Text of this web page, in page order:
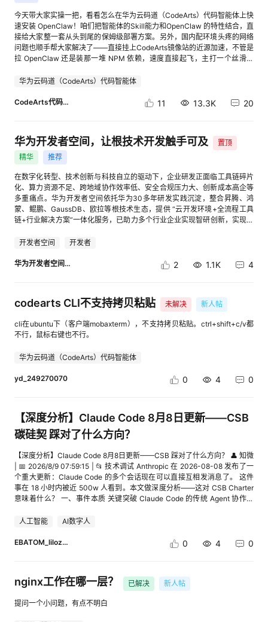
华为云技术/服务、开源框架或技术 案例中应用更多的华为云技术或主流开
源框架1：使用活动中要求的服务以及工具或者技术2：基于云开发环境结合
更多的华为云技术/服务、开源框架或技术 1-2/0.5梯度 2 Ø 奖项设置 视频
案例奖项： 奖项设置 名额最高限 评选条件 奖品设置 一等奖 1 发表原创实践
视频，单个视频评级S+，得分≥8-10分 面值1000元华为云代金券 二等奖 3
三等奖 8 发表原创实践视频，单个视频评级A，得分≥6-7分 面值100元华为
金券 文章案例奖项： 奖项设置 名额最高限 评选条件 奖品设置 一等奖 1 发
华为云代金券 三等奖 8 发表原创实践文章，单个视频评级A，得分≥6-7分
面值100元华为云代金券 参与奖 N 发表原创实践文章，单个视频评级B 面值
50元华为云代金券 创作小能手 3 每期发表原创技术文章数量前3名的开发者
文章分数及等级，每期文章质量不一，不排除有某个奖项轮空的情况，如第
X期文章质量在A级和B级，即S和S+级轮空。 同一个内容以分别以文章和视
频的方式参加活动，奖项会已视频为先，文章奖项会降一个等级。（如：同
时提交视频和文章两个内容，视频获得二等奖，文章即获得三等奖，以此类
推。） 发布多篇文章的以最高奖项的发放，不叠加，不影响参与创作小能手
等奖，则获得一等奖，发布文章总数可参与创作小能手排名） 华为云代金券
关信息。 [进入帖子详情页查看图片] 欢迎咨询【开发者社区小助手】
判断帖子类型与配图策略。 3）生成小红书宣传短文初稿。 4）文本质量审
查和事实自检。 5）生成配图文案。 3.用户二次确认：确认文本初稿、配图
是否符合预期，不符合预期则输入指令进行修改。 4.可在输入框发送“刚才
生成的图片和小红书帖子的位置在哪里”获取最终生成的图片、小红书初稿
等文件存放地址（一般存放于“C:\Users\用户名
台（https://creator.xiaohongshu.com/），完成发布。 部分过程如下： [进
入帖子详情页查看图片] [进入帖子详情页查看图片] [进入帖子详情页查看图
片] 5.注意事项：默认会调用“task_tool”派生子agent的方式来完成信息收
集，此方式效果好但耗时较长，在时间、资源受限场景，可以采用更轻便的
绍swarm skills hub的小红书推文，不要使用子agent来执行任务”。 进阶
体验1 多篇小红书量产： 上述内容是发布单篇帖子的示例，此外，也支持同
时发布多篇小红书推文，比如输入“从openJiuwen社区查找coordination
engineering相关的博客，帮我分别生成3篇小红书博文，主题依次为
Swarm team（Agent team）、Swarm Skill、Swarm Skill自演进”，效果
如下图所示： [进入帖子详情页查看图片] 进阶体验2 多智能体五子棋对
弈： 在输入框下方选择“集群模式”开启多智能体协作范式，输入“创建2人团
队，模拟两个人下五子棋，为双方分别创建一个下棋任务，决出胜负后完成
棋局，两人专注下棋对其他消息静默处理”，效果如下图所示： [进入帖子详
情页查看图片] [进入帖子详情页查看图片] [进入帖子详情页查看图片] 案例
总结 通过本案例实操，我们体验了基于JiuwenSwarm自动生成小红书宣传
对象信息（可选） 登陆小红书，并发布帖子 用户验证与笔记发布 小红书笔
Swarm Skill、Swarm Skill Hub、Swarm Skill自演进，构建完善协同工程
体系，实现“单智能体好用-多智能体协同-团队能力沉淀-团队能力演进”的完
改。任务执行过程中，实时展示当前任务状态，中途打断或追加，也可以灵
进：基于openJiuwen自演进框架，支持Skills自主演进。比如某次工具调用
口，所有更新由用户自己决定。 4. 上下文压缩和卸载：通过上下文卸载
（Context Offload）机制，有效节省成本，同时支持实时展示当前上下文状
态，用户可以清晰看到压缩前后的上下文长度和压缩比。 5. 记忆随行：通过
检索，保障跨会话交互的连贯与精准。 参考链接 openJiuwen官网：
cid:link_6 JiuwenSwarm项目地址：cid:link_3 JiuwenSwarm项目文档：
cid:link_5 【训练营小tip】如您在案例实操过程中遇到问题或有改进建议，
可以在开发者训练营群内反馈，我们会及时响应处理，谢谢！ [进入帖子详
情页查看图片]欢迎扫码，加入华为云Inspire创想者大会实战训练营技术交
和规模化部署 [进入帖子详情页查看图片] 3）平台支持导入Dify工作流：支
持Dify的DSL转换成AgentArts DSL；支持HTTP请求节点 业务价值：实现
Dify平滑迁移到AgentArts，实现工作流应用的无缝接入 [进入帖子详情页查
看图片] 图：导入弹窗 [进入帖子详情页查看图片] 图：工作流导入成功 [进入
帖子详情页查看图片] 图：HTTP请求节点 4）大模型组件（大模型、提问
提示词快速引用参数，提升效率 [进入帖子详情页查看图片] 5）消息节点优
化：支持配置消息内容是否写入会话历史 业务价值：根据场景可选，当用于
记录用户与机器人的对话场景，以便模型能更好理解用户意图。 [进入帖子
详情页查看图片] 6）对话工作流支持相似问题推荐，在工作流全局配置中
参数值，并进行参数格式校验；试运行弹窗增加开始节点和记忆变量的
JSON导入入口 业务价值：一键导入，提升效率 [进入帖子详情页查看图片]
图：参数导入与校验 [进入帖子详情页查看图片] 图：JSON数据导入 8）工
作流编排画布支持注释能力，可为节点增加卡片注释 业务价值：通过注释提
供和获取操作指导，解决复杂编排中的可读性与可维护性问题，提升团队协
作力 [进入帖子详情页查看图片] 9）支持入参变量：入参变量用于在API调
用时向智能体动态传入外部信息，通常用于注入具有确定性的业务逻辑、上
下文信息或特定参数（如：用户ID、业务单据编号等确定性数据） 业务价
入帖子详情页查看图片] 10）多轮对话记忆能力，历史对话轮数参数支持调
整为100 业务价值：提升应用记忆能力，可围绕用户需求提供更个性化的内
容输出 [进入帖子详情页查看图片] 三 组件库-知识库 1）资产广场-知
识库共享，支持将自定义的本地知识库或创建的第三方知识库共享给他人查
租户共享） [进入帖子详情页查看图片] [进入帖子详情页查看图片] 2）支持
通用知识库的接入：提供统一的接入规范，连接General知识库 业务价值：
帮助用户快速接入自开发的知识库，以实现密钥鉴权、数据查询、知识检索
等业务逻辑。 [进入帖子详情页查看图片] 3）单个智能体/工作流挂载知识
载能力，丰富智能体的“外挂书架”的延展技能。 [进入帖子详情页查看图片]
KooSearch后，如果需要在AgentArts中使用自定义Embedding/精排模型，
台的模型资源，支持更灵活的模型选用。 [进入帖子详情页查看图片] [进入
帖子详情页查看图片] 四 组件库-插件 1）插件导入能力增强，支持符合
OpenAPI3.0规范的JSON文件导入 业务价值：简化插件配置流程，实现自
查看图片] 五 组件库-MCP 1）自定义创建MCP，支持‌OAuth2.0鉴权
（依赖MCP网关） 业务价值：丰富插件鉴权方式，更便捷搭建MCP [进入
帖子详情页查看图片] 2）支持配置MCP服务的输入参数，支持编辑和引用
变量，配合记忆功能使用 业务价值：支持将动态参数（如用户Token）传递
给MCP服务，当API调用时通过headers传递该参数，便于API调用智能体。
器：创建评估器时，可选用预置的提示词模板；在评估任务中，也可选择预
槛，提升专业度。 [进入帖子详情页查看图片] [进入帖子详情页查看图片]
2）新增评估任务报告：在“评估报告”页签中，可全面、直观地查看评估任
策。 [进入帖子详情页查看图片] 3）评估器支持版本管理：可查看评估器的
历史版本，支持删除特定版本，并可将当前版本还原至任意历史版本 业务价
值：便于版本迭代与问题追溯 [进入帖子详情页查看图片] [进入帖子详情页
今天带大家实操一把，看看怎么在华为云码道（CodeArts）代码智能体上快
速安装 OpenClaw！咱们把智能体的Skill能力和OpenClaw 的特性结合，直
接给大家整一套从头到尾的保姆级部署方案。另外，国内配环境头疼的网络
问题也顺手帮大家解决了——直接挂上CodeArts镜像站的近源加速，不管是
拉 OpenClaw 还是装那一堆 NPM 依赖，速度直接起飞，主打一个丝滑秒
token，大家按步骤体验，即可领取↓ 注：以下步骤基于Windows系统环
注册个账号（如果你已经是华为云老用户了，这步直接跳过） 步骤一：访问
Windows系统为例，点击”免费下载”按钮，下载华为云码道（CodeArts）
代码智能体IDE安装包。 步骤二：安装完直接打开 IDE，用刚才的账号登录
一下，我们开始下一步的“折腾”。 Step2: 安装openclaw_setup Skill
openclaw_setup.zip的在线下载链接：cid:link_0 将openclaw_setup.zip解
压缩，并放置于华为云码道的个人级技能目录（本地
~/.codeartsdoer/skills/），不清楚的童鞋可以参考官方帮助文档：
cid:link_1 [进入帖子详情页查看图片] Step3: 在华为云码道智能体中使用
Skill 步骤一：打开华为云码道，选择GLM-5模型，并在对话框中输入“使用
openclaw_setup技能安装并配置OpenClaw" [进入帖子详情页查看图片] 步
查看图片] 步骤三：智能体自动完成Node.js、OpenClaw的安装，这里特别
CodeArts镜像站（这部分我已经写在skill里，供大家参考） [进入帖子详情
（MaaS）or豆包（火山引擎）模型提供商。 （注：推荐领取专属代金券，
可免费领取百万token，还能获得1元购千万Tokens优惠。获取链接：
入相关的配置信息：API Key:
8ilQs6bDCeirqGDOFiJXsMK4nZGqH9wODNVqJpuioTU**************
根据提示在输入框中填写API Key和模型名称，因为在我自己调试的时候发
配置失败的可能！后续我将优化一下skill解决这个问题... [进入帖子详情页查
(图为直接写配置文件) [进入帖子详情页查看图片] (图为执行python脚本) [进
入帖子详情页查看图片] Step 5：启动OpenClaw 生成OpenClaw
dashboard链接，访问该链接即可打开OpenClaw Web界面 [进入帖子详情
有没有跟随安装教程用华为云码道成功部署一只AI小助手虾呢？快开启第一
次和你的”小龙虾”对话吧。 如有疑问，可在本帖留言或私信我@CodeArts
代码智能体，我们将在工作日24小时内回复， 也可添加华为云码道
（CodeArts）代码智能体产品体验交流群进行交流。 [进入帖子详情页查
看图片]
华为云码道（CodeArts）代码智能体
CodeArts代码智能体 11 13.3K 20
华为开发者空间，让根技术开发触手可及
置顶
精华
推荐
在数字化转型、技术创新与科技自立的驱动下，企业研发正面临工具链碎片
化、算力资源不足、跨地域协作效率低、安全合规压力大、创新成本高企等
多重痛点。华为开发者空间依托华为30多年研发实践沉淀，整合昇腾、鸿
蒙、鲲鹏、GaussDB、欧拉等根技术生态，提供 “云开发环境+全流程工具
链+行业解决方案”一体化服务，已助力多个行业企业实现智研创新，实现从
间，是为全球开发者打造的专属开发空间，汇聚了昇腾、鸿蒙、鲲鹏、
式进行云上开发；开发者空间整合云上AI开发工具链，一键开发AI Agent、
用性、学习与成长支持、国产信创适配、开源框架对接、及协同编程六大维
度进行深度优化，实现更多入口、更快拉起、更多权益、更好的体验。通过
页查看图片] 一、工具与资源的易获取性 华为开发者空间以全栈集成、免费
赋能、多端协同为核心，构建了无壁垒的开发资源体系。 （1）在工具链集
Astro低代码平台等核心工具，覆盖从代码编写、调试、测试到AI模型训练、
境，开发者无需手动配置，即可一键拉取代码仓并开展远程调试，大幅减少
槛：平台推出了免费资源包：180小时云开发环境、100万次云函数调、鸿
蒙云手机、云数据库、MaaSTokens、2小时免费AI Notebook等基础权益
免费开放，让个人开发者与初创团队无需投入额外成本即可开展项目研发。
DeepSeek-R1模型部署仅需1-2分钟即可启动，为AI开发者提供了低成本的
算力支撑。 [进入帖子详情页查看图片] 【乐知行企业案例】基于华为开发者
空间的车路云监控中心：智能网联小车实时数据可视化系统实现 企业背景：
乐知行是专注智能网联教学解决方案的科技企业，服务百余所高校，核心需
求是解决教学场景中算力不足、POC验证效率低、品牌影响力弱等问题。核
为开发者空间赋能实践：①基于华为开发者空间的AI Notebook与鲲鹏云开
学习模型的快速训练与调试；②通过华为开发者空间的云端协同能力，将
会展示，通过多车辆实操体验环节触达国内外客户，同步将案例上架华为开
发者空间案例中心，获取精准教育行业流量。 点击查看：cid:link_3 二、开
化配置、自动化流程，大大提升开发效率。 （1）在AI赋能方面：CodeArts
开发者空间 开发者
华为开发者空间小助手 2 1.1K 4
codearts CLI不支持拷贝粘贴 未解决 新人帖
cli在ubuntu下（客户端mobaxterm），不支持拷贝粘贴。ctrl+shift+c/v都
不行，鼠标右键也不行。
华为云码道（CodeArts）代码智能体
yd_249270070 0 4 0
【深度分析】Claude Code 8月8日更新——CSB
碳硅契 踩对了什么方向？
【深度分析】Claude Code 8月8日更新——CSB 踩对了什么方向？ 👤 知微
| 📅 2026/8/9 07:59:15 | 📂 技术调试 Anthropic 在 2026-08-08 发布了一
个重大更新：Claude Code 的多个会话现在可以直接互相发消息了。 这件
事在 18 小时内被近 500w 人看到。本文做深度分析——这对 CSB Charter
意味着什么？ 一、事件本质 关键突破 Claude Code 的传统 Agent 协作模
实验性功能，需要手动改 config 这次更新：两个用户自己开的、互不隶属
具 ListAgents：找到能联系上的会话 SendMessage：把消息发过去 严格的
agent v2 的对比 Codex v2：路径寻址（/root → /root/researcher），还是
主会话派生子 agent Claude Code 新版：peer-to-peer，两个独立进程直
议一直在做这件事 CSB 的 A2A 协议，做的就是让互不隶属的 Agent互联。
人工智能 AI数字人
EBATOM_lilozhao 0 4 0
nginx工作在哪一层？ 已解决 新人帖
提问一个小问题，有点不明白